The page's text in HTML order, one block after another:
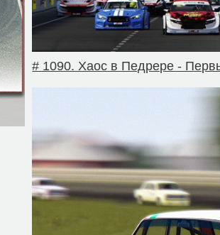
# 1090. Хаос в Педрере -